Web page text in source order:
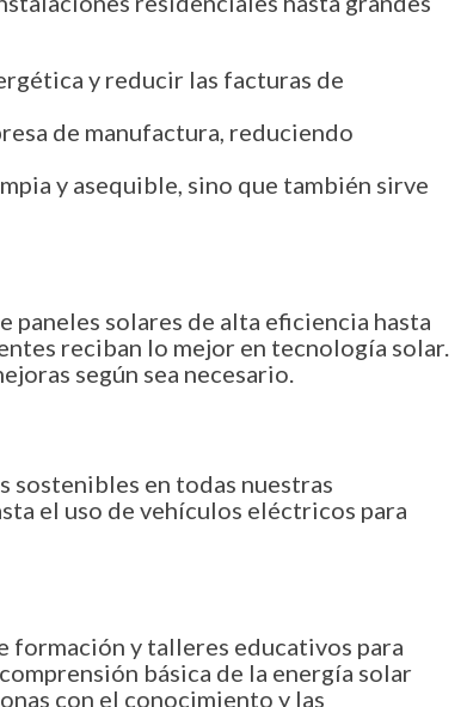
y reducir las facturas de
de manufactura, reduciendo
y asequible, sino que también sirve
solares de alta eficiencia hasta
reciban lo mejor en tecnología solar.
según sea necesario.
sostenibles en todas nuestras
el uso de vehículos eléctricos para
formación y talleres educativos para
básica de la energía solar
con el conocimiento y las